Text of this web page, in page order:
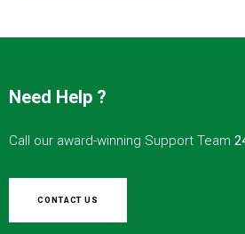
Need Help ?
Call our award-winning Support Team
CONTACT US